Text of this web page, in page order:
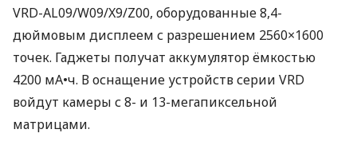
VRD-AL09/W09/X9/Z00, оборудованные 8,4-
дюймовым дисплеем с разрешением 2560×1600
точек. Гаджеты получат аккумулятор ёмкостью
4200 мА•ч. В оснащение устройств серии VRD
войдут камеры с 8- и 13-мегапиксельной
матрицами.